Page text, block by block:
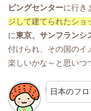
ピングセンターに行き
ジして建てられたショ
に東京、サンフランシ
付けられ、その国のイ
楽しいかな～と思いつ
日本のフ